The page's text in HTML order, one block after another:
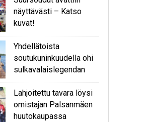
näyttävästi – Katso
kuvat!
Yhdellätoista
soutukuninkuudella ohi
sulkavalaislegendan
Lahjoitettu tavara löysi
omistajan Palsanmäen
huutokaupassa